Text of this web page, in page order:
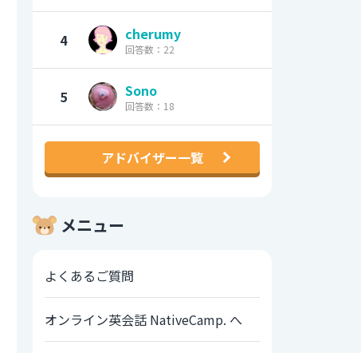
4 cherumy
回答数：22
5 Sono
回答数：18
アドバイザー一覧
メニュー
よくあるご質問
オンライン英会話 NativeCamp. へ